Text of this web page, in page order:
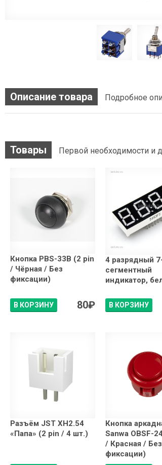
Описание товара Подробное
Товары Первой необходимости и
Кнопка PBS-33B (2 pin
/ Чёрная / Без
фиксации)
В КОРЗИНУ 80₽
4 разрядный
сегментный
индикатор,
В КОРЗИНУ
Разъём JST XH2.54
«Папа» (2 pin / 4 шт.)
Кнопка
Sanwa OBSF-
/ Красная / Без
фиксации)